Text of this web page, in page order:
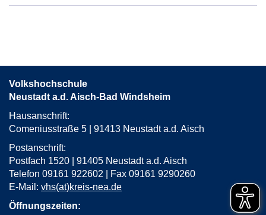
Uffenheim,
Fenster
öffnen
Volkshochschule
Neustadt a.d. Aisch-Bad Windsheim
Hausanschrift:
Comeniusstraße 5 | 91413 Neustadt a.d. Aisch
Postanschrift:
Postfach 1520 | 91405 Neustadt a.d. Aisch
Telefon 09161 922602 | Fax 09161 9290260
E-Mail: vhs(at)kreis-nea.de
Öffnungszeiten: